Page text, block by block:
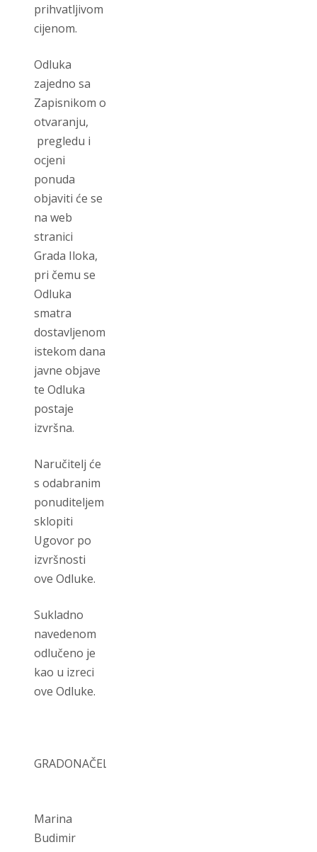
prihvatljivom
cijenom.
Odluka
zajedno sa
Zapisnikom o
otvaranju,
pregledu i
ocjeni
ponuda
objaviti će se
na web
stranici
Grada Iloka,
pri čemu se
Odluka
smatra
dostavljenom
istekom dana
javne objave
te Odluka
postaje
izvršna.
Naručitelj će
s odabranim
ponuditeljem
sklopiti
Ugovor po
izvršnosti
ove Odluke.
Sukladno
navedenom
odlučeno je
kao u izreci
ove Odluke.
GRADONAČELNICA
Marina
Budimir